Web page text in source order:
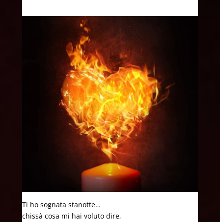
Ti ho sognata stanotte…
chissà cosa mi hai voluto dire,